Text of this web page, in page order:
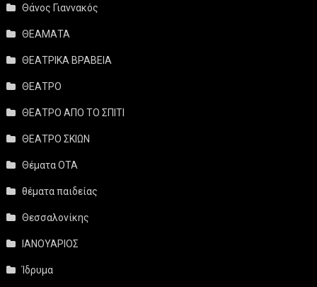
Θάνος Γιαννακός
ΘΕΑΜΑΤΑ
ΘΕΑΤΡΙΚΑ ΒΡΑΒΕΙΑ
ΘΕΑΤΡΟ
ΘΕΑΤΡΟ ΑΠΟ ΤΟ ΣΠΙΤΙ
ΘΕΑΤΡΟ ΣΚΙΩΝ
Θέματα ΟΤΑ
θέματα παιδείας
Θεσσαλονίκης
ΙΑΝΟΥΑΡΙΟΣ
Ίδρυμα